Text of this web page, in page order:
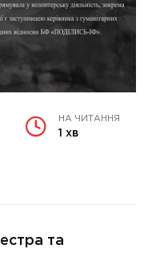
НА ЧИТАННЯ
1 хв
та